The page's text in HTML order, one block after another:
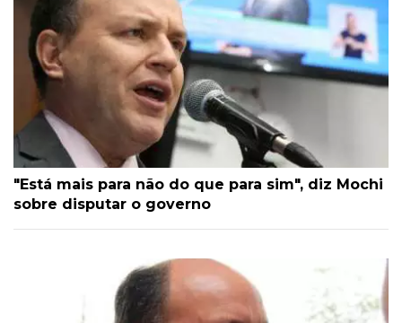
"Está mais para não do que para sim", diz Mochi
sobre disputar o governo